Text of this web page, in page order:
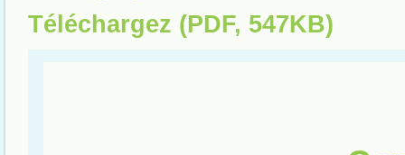
Téléchargez (PDF, 547KB)